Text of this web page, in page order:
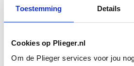
Toestemming Details
Cookies op Plieger.nl
Om de Plieger services voor jou
Aansluiting 1